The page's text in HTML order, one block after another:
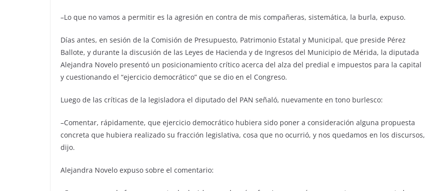
–Lo que no vamos a permitir es la agresión en contra de mis compañeras, sistemática, la burla, expuso.
Días antes, en sesión de la Comisión de Presupuesto, Patrimonio Estatal y Municipal, que preside Pérez
Ballote, y durante la discusión de las Leyes de Hacienda y de Ingresos del Municipio de Mérida, la diputada
Alejandra Novelo presentó un posicionamiento crítico acerca del alza del predial e impuestos para la capital
y cuestionando el “ejercicio democrático” que se dio en el Congreso.
Luego de las críticas de la legisladora el diputado del PAN señaló, nuevamente en tono burlesco:
–Comentar, rápidamente, que ejercicio democrático hubiera sido poner a consideración alguna propuesta
concreta que hubiera realizado su fracción legislativa, cosa que no ocurrió, y nos quedamos en los discursos,
dijo.
Alejandra Novelo expuso sobre el comentario: